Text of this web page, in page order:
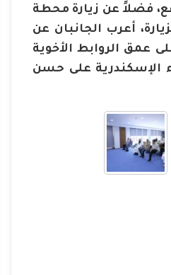
فضلاً عن زيارة محطة
أعرب الجانبان عن
عمق الروابط الأخوية
الإسكندرية على حسن